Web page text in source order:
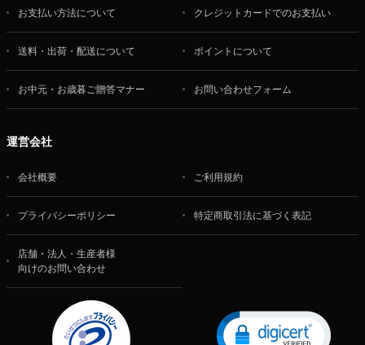
お支払い方法について クレジットカードでのお支払い
送料・出荷・配送について ポイントについて
お中元・お歳暮ご贈答マナー お問い合わせフォーム
運営会社
会社概要 ご利用規約
プライバシーポリシー 特定商取引法に基づく表記
店舗・法人・生産者様
向けのお問い合わせ